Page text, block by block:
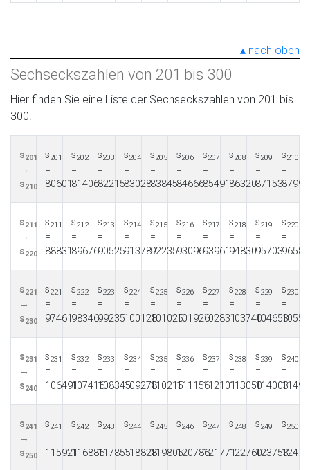
nach oben
Sechseckszahlen von 201 bis 300
Hier finden Sie eine Liste der Sechseckszahlen von 201 bis
300.
s201
→
s210
s201
=
80601
s202
=
81406
s203
=
82215
s204
=
83028
s205
=
83845
s206
=
84666
s207
=
85491
s208
=
86320
s209
=
87153
s210
=
87990
s211
→
s220
s211
=
88831
s212
=
89676
s213
=
90525
s214
=
91378
s215
=
92235
s216
=
93096
s217
=
93961
s218
=
94830
s219
=
95703
s220
=
96580
s221
→
s230
s221
=
97461
s222
=
98346
s223
=
99235
s224
=
100128
s225
=
101025
s226
=
101926
s227
=
102831
s228
=
103740
s229
=
104653
s230
=
s231
→
s240
s231
=
106491
s232
=
107416
s233
=
108345
s234
=
109278
s235
=
110215
s236
=
111156
s237
=
112101
s238
=
113050
s239
=
114003
s240
=
s241
→
s250
s241
=
115921
s242
=
116886
s243
=
117855
s244
=
118828
s245
=
119805
s246
=
120786
s247
=
121771
s248
=
122760
s249
=
123753
s250
=